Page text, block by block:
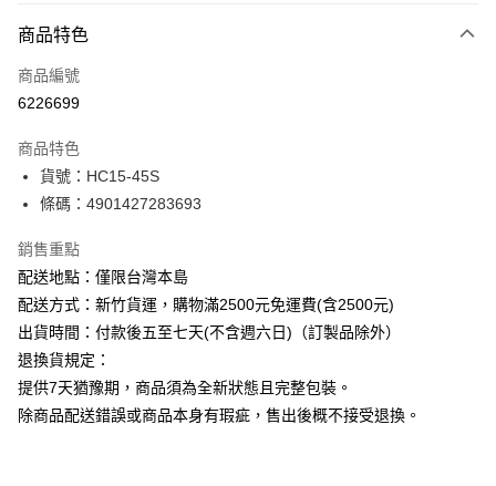
信用卡一次付款
Apple Pay
悠遊付
ATM付款
運送方式
下單前請先詢問庫存
每筆NT$130，滿NT$2,500(含以上)免運費
商品特色
商品編號
6226699
商品特色
貨號：HC15-45S
條碼：4901427283693
銷售重點
配送地點：僅限台灣本島
配送方式：新竹貨運，購物滿2500元免運費(含2500元)
出貨時間：付款後五至七天(不含週六日)（訂製品除外）
退換貨規定：
提供7天猶豫期，商品須為全新狀態且完整包裝。
除商品配送錯誤或商品本身有瑕疵，售出後概不接受退換。